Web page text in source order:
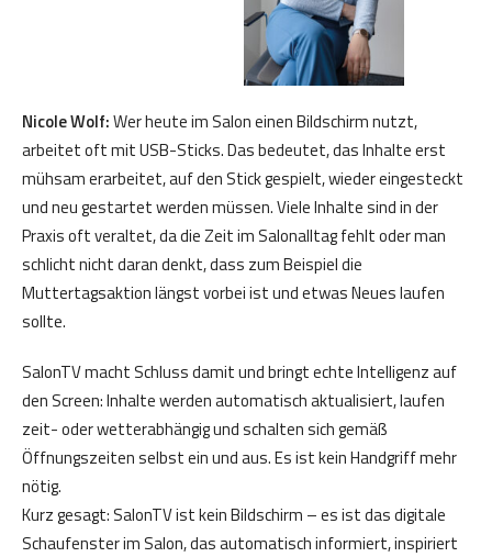
Nicole Wolf:Wer heute im Salon einen Bildschirm nutzt,
arbeitet oft mit USB-Sticks. Das bedeutet, das Inhalte erst
mühsam erarbeitet, auf den Stick gespielt, wieder eingesteckt
und neu gestartet werden müssen. Viele Inhalte sind in der
Praxis oft veraltet, da die Zeit im Salonalltag fehlt oder man
schlicht nicht daran denkt, dass zum Beispiel die
Muttertagsaktion längst vorbei ist und etwas Neues laufen
sollte.
SalonTV macht Schluss damit und bringt echte Intelligenz auf
den Screen: Inhalte werden automatisch aktualisiert, laufen
zeit- oder wetterabhängig und schalten sich gemäß
Öffnungszeiten selbst ein und aus. Es ist kein Handgriff mehr
nötig.
Kurz gesagt: SalonTV ist kein Bildschirm – es ist das digitale
Schaufenster im Salon, das automatisch informiert, inspiriert